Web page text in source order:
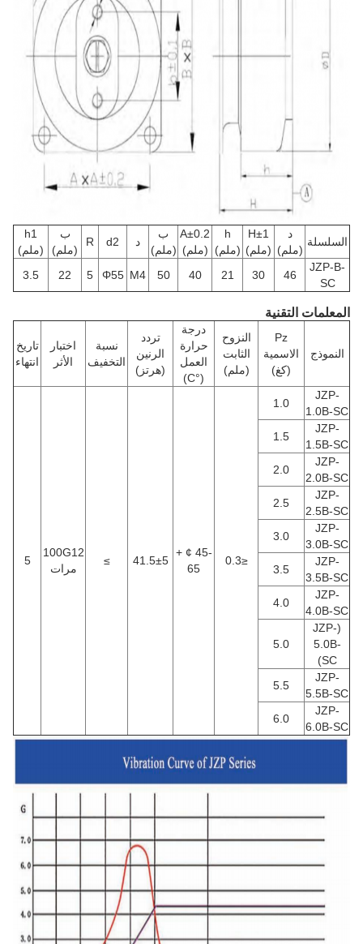
السلسلة
(ملم)
H±1
(ملم)
h
(ملم)
A±0.2
(ملم)
ب
(ملم)
d2
R
ب
(ملم)
h1
(ملم)
JZP-B-
SC
46
30
21
40
50
M4
Φ55
5
22
3.5
المعلمات التقنية
النموذج
Pz
الاسمية
(كغ)
النزوح
الثابت
(ملم)
درجة
حرارة
العمل
(°C)
تردد
الرنين
(هرتز)
نسبة
التخفيف
اختبار
الأثر
تاريخ
انتهاء
JZP-
1.0B-SC
1.0
≤0.3
-45 ¢ +
65
41.5±5
≥
100G12
مرات
5
JZP-
1.5B-SC
1.5
JZP-
2.0B-SC
2.0
JZP-
2.5B-SC
2.5
JZP-
3.0B-SC
3.0
JZP-
3.5B-SC
3.5
JZP-
4.0B-SC
4.0
(JZP-
5.0B-
SC)
5.0
JZP-
5.5B-SC
5.5
JZP-
6.0B-SC
6.0